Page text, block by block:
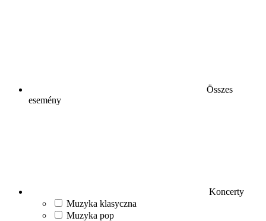
Összes
esemény
Koncerty
Muzyka klasyczna
Muzyka pop